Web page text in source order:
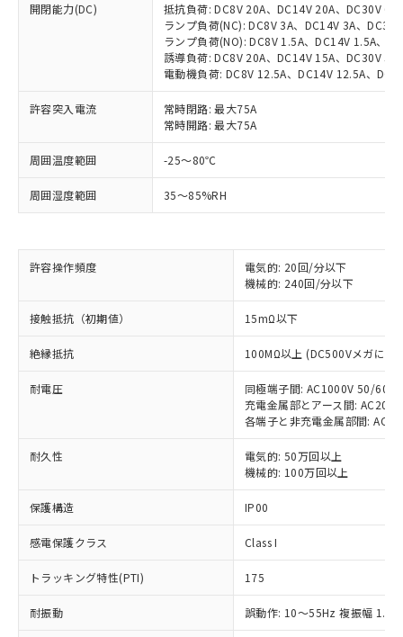
開閉能力(DC)
抵抗負荷: DC8V 20A、DC14V 20A、DC30V
ランプ負荷(NC): DC8V 3A、DC14V 3A、
ランプ負荷(NO): DC8V 1.5A、DC14V 1.5A、
誘導負荷: DC8V 20A、DC14V 15A、DC30V
電動機負荷: DC8V 12.5A、DC14V 12.5A、
許容突入電流
常時閉路: 最大75A
常時開路: 最大75A
周囲温度範囲 -25～80℃
周囲湿度範囲 35～85%RH
許容操作頻度
電気的: 20回/分以下
機械的: 240回/分以下
接触抵抗（初期値） 15mΩ以下
絶縁抵抗 100MΩ以上 (DC500Vメガにて)
耐電圧
同極端子間: AC1000V 50/
充電金属部とアース間:
各端子と非充電金属部間:
耐久性
電気的: 50万回以上
機械的: 100万回以上
保護構造 IP00
感電保護クラス Class I
トラッキング特性(PTI) 175
耐振動 誤動作: 10～55Hz 複振幅
以下の条件をお読みいただき、同意のうえ
ご利用ください。
本サービスは、当社制御機器事業取扱
商品の当社在庫状況および標準価格
(税抜)を提供させていただくもので
当社制御機器事業取扱商品の中には、
本サービスの対象外となる商品もある
ことをご了承ください。
在庫状況および標準価格照会結果は、
記載している更新日時点での社内デー
タに基づき作成されるものであり、閲
覧された時点での実際の在庫および標
※1 対応状況
対応済み：EU RoHS指令（10物質）の
す。
対応予定：EU RoHS指令（10物質）の非含
有に対応した製品に切り替える予定のある
商品です。
対応予定なし：EU RoHS指令（10物質）の
非含有に非対応の商品で、対応品を出す予
調査・確認中：EU RoHS指令（10物質）の
非含有の対応状況を調査中または確認中の
非該当品：ライセンス料など無形物で、有
害物質有無と関係のない商品です。
仕入先様の事情により、非含有部品として
むを得ず変更することがあります。
ミウム(Cd) 100ppm以下、
六価クロム(Cr(Ⅵ)) 1000ppm以下、ポリ臭化ビフェニル
類(PBB) 1000ppm以下、ポリ臭化ジフェニルエーテル類
(PBDE) 1000ppm以下、フタル酸ビス(2-エチルヘキシ
「○」：最大均質材料含有率が中国RoHSの
基準値以下であることを示します。
「×」：最大均質材料含有率が中国RoHSの
基準値を超えていることを示します。
「－」：未確認です。当社販売部門へお問
い合わせください。
*中国RoHS10物質の基準値 (GB/T26572)：
Pb(鉛) :1000ppm、 Hg(水銀) : 1000ppm、 Cd(カドミウ
Cr(Ⅵ)(六価クロム) : 1000ppm、 PBBs(ポリ臭化ビフェ
当社は、これら貴社製品のうち、外国
為替および外国貿易法に定める商品
（以下｢規制貨物等」という）を輸出
または国外への提供する場合は、日本
国政府の輸出許可(または役務取引許
可)を取得するなどの必要な手続きを
号
一定数以上の在庫あり